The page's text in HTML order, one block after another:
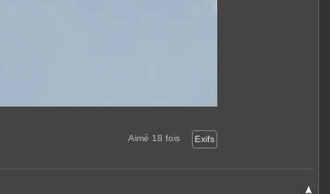
Aimé 18 fois Exifs